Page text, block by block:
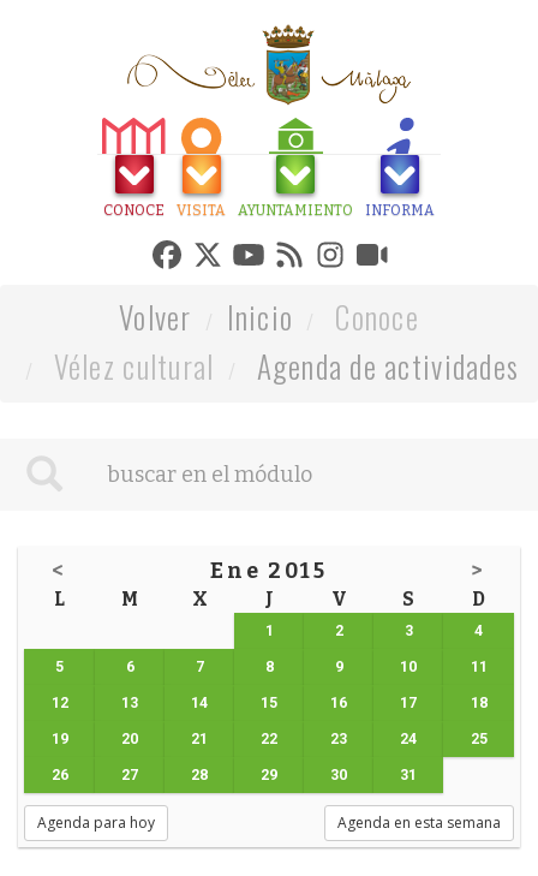
CONOCE VISITA AYUNTAMIENTO INFORMA
Volver Inicio
Conoce
Vélez cultural
Agenda de actividades
< Ene 2015 >
L M X J V S D
1 2 3 4
5 6 7 8 9 10 11
12 13 14 15 16 17 18
19 20 21 22 23 24 25
26 27 28 29 30 31
Agenda para hoy Agenda en esta semana